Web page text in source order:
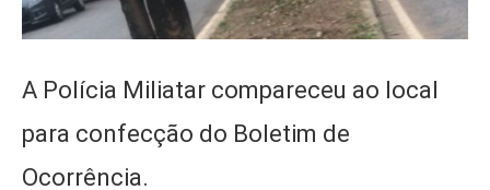
A Polícia Miliatar compareceu ao local
para confecção do Boletim de
Ocorrência.